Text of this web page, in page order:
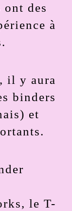
ont des
à
il y aura
binders
et
le T-